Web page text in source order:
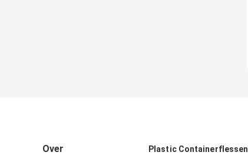
Over Plastic Containerflessen